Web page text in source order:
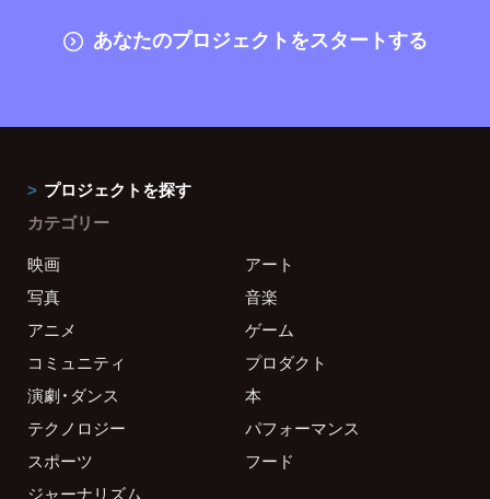
あなたのプロジェクトをスタートする
プロジェクトを探す
カテゴリー
映画
アート
写真
音楽
アニメ
ゲーム
コミュニティ
プロダクト
演劇・ダンス
本
テクノロジー
パフォーマンス
スポーツ
フード
ジャーナリズム